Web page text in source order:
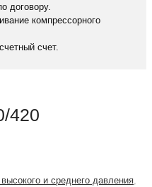
договору.
компрессорного
счет.
420
и среднего давления